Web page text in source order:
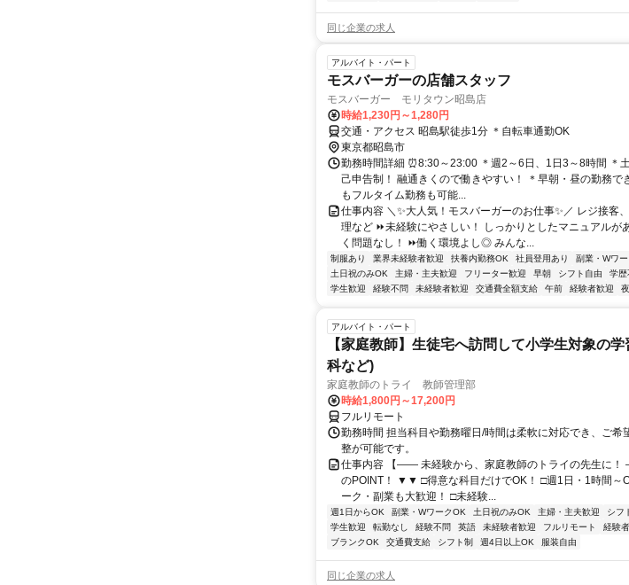
同じ企業の求人
アルバイト・パート
モスバーガーの店舗スタッフ
モスバーガー モリタウン昭島店
時給1,230円～1,280円
交通・アクセス 昭島駅徒歩1分 ＊自転車通勤OK
東京都昭島市
勤務時間詳細 ⏰8:30～23:00 ＊週2～6日、1日3～8時間 ＊
己申告制！ 融通きくので働きやすい！ ＊早朝・昼の勤務で
もフルタイム勤務も可能...
仕事内容 ＼✨大人気！モスバーガーのお仕事✨／ レジ接客
理など ⏩未経験にやさしい！ しっかりとしたマニュアルが
く問題なし！ ⏩働く環境よし◎ みんな...
制服あり 業界未経験者歓迎 扶養内勤務OK 社員登用あり 副業・Wワ
土日祝のみOK
主婦・主夫歓迎 フリーター歓迎 早朝 シフト自由 学歴
学生歓迎
経験不問 未経験者歓迎 交通費全額支給 午前 経験者歓迎
アルバイト・パート
【家庭教師】生徒宅へ訪問して小学生対象の
科など)
家庭教師のトライ 教師管理部
時給1,800円～17,200円
フルリモート
勤務時間 担当科目や勤務曜日/時間は柔軟に対応でき、ご希
整が可能です。
仕事内容 【―― 未経験から、家庭教師のトライの先生に
のPOINT！ ▼▼ □得意な科目だけでOK！ □週1日・1時間～
ーク・副業も大歓迎！ □未経験...
週1日からOK 副業・WワークOK 土日祝のみOK 主婦・主夫歓迎 シフ
学生歓迎
転勤なし 経験不問 英語 未経験者歓迎 フルリモート 経験
ブランクOK
交通費支給 シフト制 週4日以上OK 服装自由
同じ企業の求人